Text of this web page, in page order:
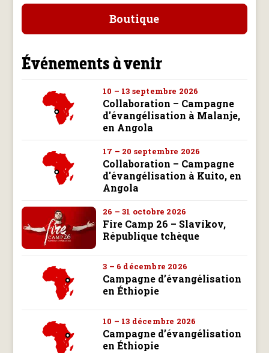
Boutique
Événements à venir
10 – 13 septembre 2026
Collaboration – Campagne
d'évangélisation à Malanje,
en Angola
17 – 20 septembre 2026
Collaboration – Campagne
d'évangélisation à Kuito, en
Angola
26 – 31 octobre 2026
Fire Camp 26 – Slavíkov,
République tchèque
3 – 6 décembre 2026
Campagne d’évangélisation
en Éthiopie
10 – 13 décembre 2026
Campagne d’évangélisation
en Éthiopie